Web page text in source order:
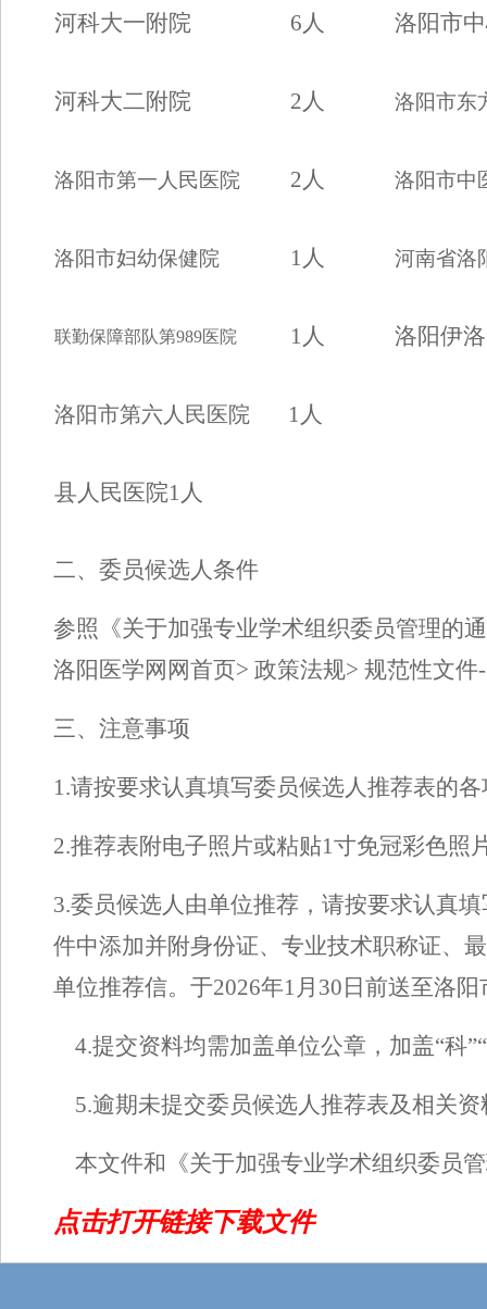
河科大一附院 6人 洛阳市
河科大二附院 2人 洛阳市东
洛阳市第一 人民医院 2人 洛阳市中
洛阳市妇幼保健院 1 人 河南省洛
联勤保障部队第989医院 1 人 洛阳伊
洛阳市第六人民医院 1 人
县人民 医院1 人
二、委员候选人条件
参照《关于加强专业学术组织委员管理的
洛阳医学网网首页> 政策法规> 规范性文件-
三、注意事项
1.请按要求认真填写委员候选人推荐表的
2.推荐表附电子照片或粘贴1寸免冠彩色照
3.委员候选人由单位推荐， 请按要求认真
件中添加并附身份证、 专业技术职称证、
单位推荐信。于2026年1 月 30 日前送至洛阳
4.提交资料均需加盖单位公章，加盖“科
5.逾期未提交委员候选人推荐表及相关资
本文件和《关于加强专业学术组织委员
点击打开链接下载文件